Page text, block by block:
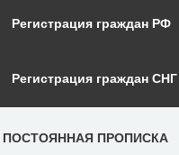
Регистрация граждан РФ
Регистрация граждан СНГ
ПОСТОЯННАЯ ПРОПИСКА